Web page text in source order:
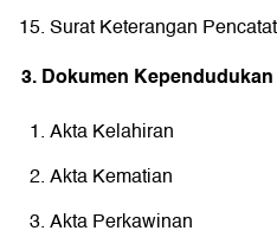
Surat Keterangan
3. Dokumen
Akta Kelahiran
Akta Kematian
Akta Perkawinan